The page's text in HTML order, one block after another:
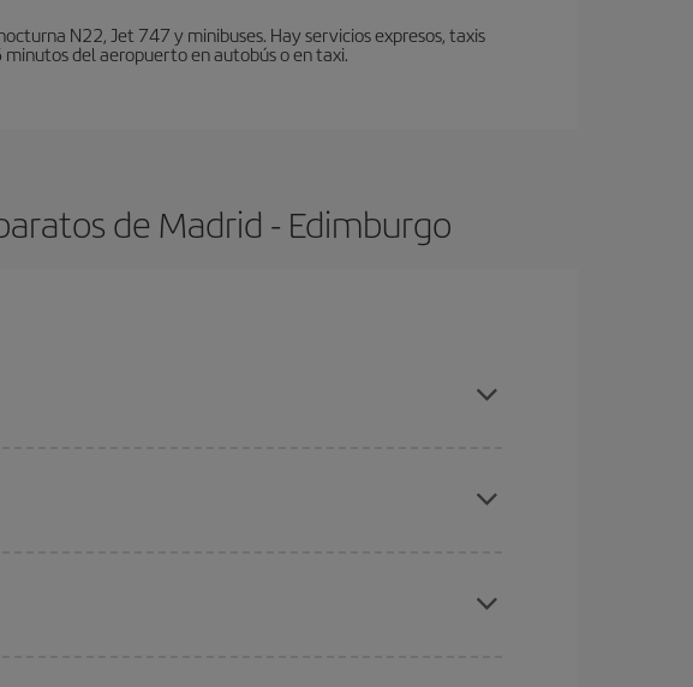
N22, Jet 747 y minibuses. Hay servicios expresos, taxis
del aeropuerto en autobús o en taxi.
de Madrid - Edimburgo
de fin de semana,